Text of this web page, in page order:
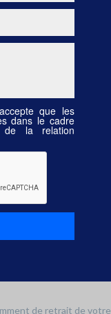
que les
dans le cadre
la relation
de retrait de votre